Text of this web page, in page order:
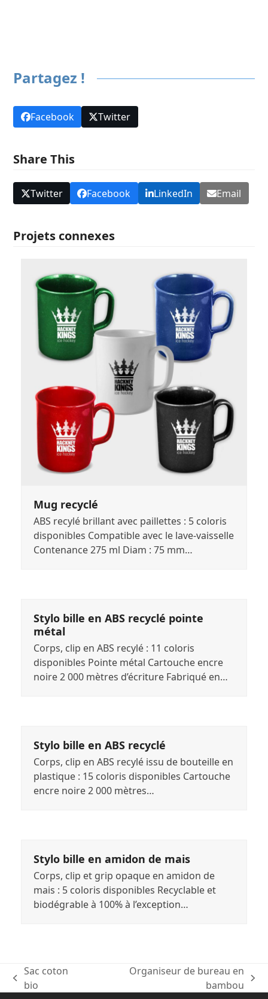
Partagez !
Facebook Twitter
Share This
Twitter Facebook LinkedIn Email
Projets connexes
Mug recyclé
ABS recylé brillant avec paillettes : 5 coloris
disponibles Compatible avec le lave-vaisselle
Contenance 275 ml Diam : 75 mm…
Stylo bille en ABS recyclé pointe
métal
Corps, clip en ABS recylé : 11 coloris
disponibles Pointe métal Cartouche encre
noire 2 000 mètres d’écriture Fabriqué en…
Stylo bille en ABS recyclé
Corps, clip en ABS recylé issu de bouteille en
plastique : 15 coloris disponibles Cartouche
encre noire 2 000 mètres…
Stylo bille en amidon de mais
Corps, clip et grip opaque en amidon de
mais : 5 coloris disponibles Recyclable et
biodégrable à 100% à l’exception…
previous
Sac coton
bio
Organiseur de bureau en
bambou